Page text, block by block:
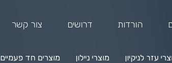
הורדות דרושים צור קשר
עזר לניקיון מוצרי ניילון מוצרים חד פעמיים